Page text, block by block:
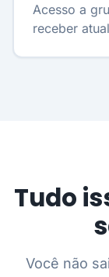
Acesso a
receber
Tudo
Você não